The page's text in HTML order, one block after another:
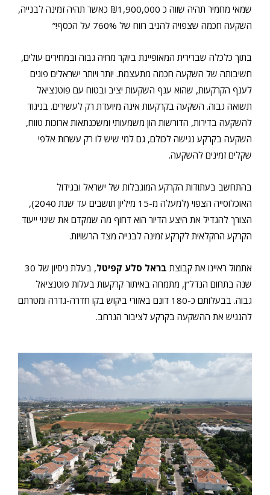
שמאי מחמיר תהיה שווה כ ₪1,900,000 כאשר תהיה זמינה לבנייה,
השקעה חכמה שצפויה להניב רווח של 760% על הכסף!”
בתוך כלכלה שברירית המאופיינת ביוקר מחיה גבוה ובמחירים עולים,
חשיבותה של השקעה חכמה מתעצמת. יותר ויותר ישראלים פונים
לענף הקרקעות, שהוא ענף השקעות יציב ובטוח עם פוטנציאל
תשואה גבוה. השקעה בקרקעות אינה מיועדת רק לעשירים. בניגוד
להשקעה בדירות, הדורשות הון משמעותי ומשכנתאות ארוכות טווח,
השקעה בקרקע נגישה לכולם, גם למי שיש לו רק עשרות אלפי
שקלים זמינים להשקעה.
בהתחשב בעתודות הקרקע המוגבלות של ישראל ובגידול
האוכלוסייה הצפוי (למעלה מ-15 מיליון תושבים עד שנת 2040),
הצורך להגדיל את היצע הדיור הוא דחוף מה שמקדם את שינוי ייעוד
הקרקע החקלאית לקרקע זמינה לבנייה מצד הרשויות.
אתמול ראיינו את קבוצת בראל סלע קפיטל
, בעלת ניסיון של 30
שנה בתחום הנדל”ן, מתמחה באיתור קרקעות בעלות פוטנציאל
גבוה. בבעלותם כ-180 דונם באזורי ביקוש בקו חדרה-גדרה ומטרתם
להנגיש את ההשקעה בקרקע לציבור הנרחב.